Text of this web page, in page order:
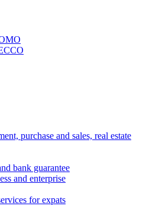
di secondo livello
menù di secondo livello
di secondo livello
purchase and sales, real estate
bank guarantee
and enterprise
for expats